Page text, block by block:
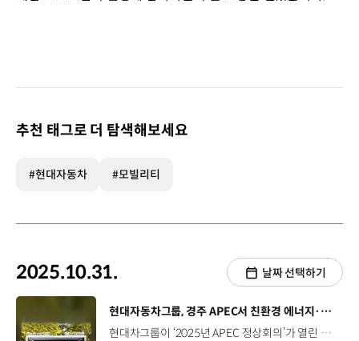
추천 태그로 더 탐색해보세요
#현대자동차 #모빌리티
2025.10.31. 날짜 선택하기
[동영상]
현대자동차그룹, 경주 APEC서 친환경 에너지·미래 모빌리티 기술 소개
현대차그룹이 ‘2025년 APEC 정상회의’가 열린 경주에서 친환경 에너지와 미래 모빌리티 기술력을 알렸습니다. 이번 APEC 기간 동안 APEC 회원 정상과 고위급 인사, 글로벌 주요 기업 리더 등 전 세계에서 다양한 방문객들이 경주를 찾았는데요. 현대차그룹은 글로벌 모빌리티 산업의 새 기준을 제시하는 혁신기업으로서의 위상을 각인시키기 위해 다양한 전시와 행사를 진행하고 있습니다. 우선, 지난 28일부터 나흘간 경주예술의전당에서 열린, ‘APEC CEO 서밋’에서는 글로벌 정상급 외교 무대 최초로 수소전기차 ‘디 올 뉴 넥쏘’를 전시해 수소전기차 기술력을 알리고, ‘Hydrogen, Beyond Mobility, New Energy for Society’를 주제로 세션을 개최했습니다. 이를 통해 모빌리티를 포함한 수소 활용 리더십과 PEM 수전해 기술을 비롯한 수소 생산 역량을 소개하며 글로벌 수소 생태계 가속화를 위한 협업을 강조했습니다. 또한, 현대차그룹은 경주엑스포대공원에 마련된 APEC 경제전시장 한류·첨단미래산업관에도 신형 넥쏘와 연료전지 스택 모형을 전시하고 현대로템의 수소전기트램 홍보 영상을 상영하고 있습니다. 특히, 현대차그룹은 ‘K-테크 쇼케이스’가 열린 경주엑스포대공원 에어돔에 ‘현대자동차그룹관’을 조성해 미래 모빌리티 기술력을 선보이고 있는데요. ‘수소 존’에서는 수소생태계 디오라마 전시를 통해 현대차그룹이 구상하는 수소사회의 모습을 선보였습니다. ‘PBV 존’에서는 PV5와 이지스왑(Easy Swap) 동작 모형을 선보이고, PBV 모빌리티를 생생하게 체험할 수 있는 LED 스크린도 준비했습니다. ‘로봇 존’에는 주차로봇과 소형 모빌리티 플랫폼 ‘모베드(MobED)’를 전시하고 보스턴다이나믹스의 4족 보행 로봇 ‘스팟(SPOT)’이 자유롭게 돌아다니면서 관람객의 이목을 집중시켰습니다. 변민원 책임매니저 / 현대자동차·기아 글로벌정책운영실 이번 현대자동차그룹 전시관에서는 지속 가능하면서도 편리한 미래 모빌리티 비전을 전달하고자 했습니다. 이와 더불어 다양한 로보틱스 제품들과 함께 당사의 로봇 기술들이 열어줄 여러 가능성을 함께 소개하고자 했습니다. 한편 현대차그룹은 이번 2025 APEC에 공식 의전차량으로 G90, G80 등을 지원해 행사의 성공적인 개최에 힘을 보탰습니다.